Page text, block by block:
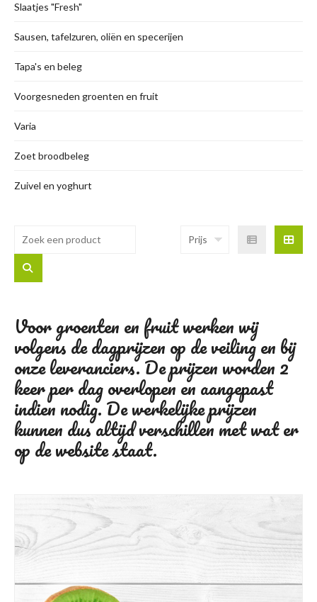
Slaatjes "Fresh"
Sausen, tafelzuren, oliën en specerijen
Tapa's en beleg
Voorgesneden groenten en fruit
Varia
Zoet broodbeleg
Zuivel en yoghurt
Prijs
Voor groenten en fruit werken wij
volgens de dagprijzen op de veiling en bij
onze leveranciers. De prijzen worden 2
keer per dag overlopen en aangepast
indien nodig. De werkelijke prijzen
kunnen dus altijd verschillen met wat er
op de website staat.